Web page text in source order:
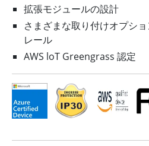
拡張モジュールの設計
さまざまな取り付けオプシ
レール
AWS loT Greengrass 認定